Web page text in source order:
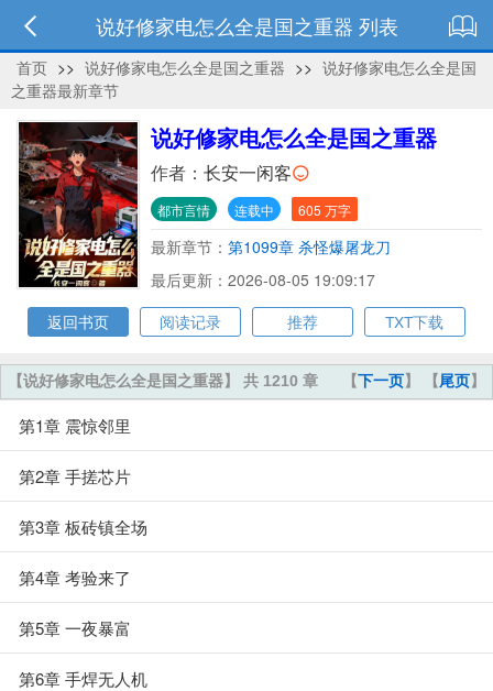
说好修家电怎么全是国之重器 列表
首页 >> 说好修家电怎么全是国之重器 >> 说好修家电怎么全是国
之重器最新章节
说好修家电怎么全是国之重器
作者： 长安一闲客
都市言情 连载中 605 万字
最新章节： 第1099章 杀怪爆屠龙刀
最后更新：2026-08-05 19:09:17
返回书页
阅读记录 推荐 TXT下载
【下一页】 【尾页】
【说好修家电怎么全是国之重器】 共 1210 章
第1章 震惊邻里
第2章 手搓芯片
第3章 板砖镇全场
第4章 考验来了
第5章 一夜暴富
第6章 手焊无人机